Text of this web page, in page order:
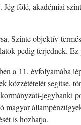
Jég fölé, akadémiai
Szinte objektív-
pedig terjednek.
a 11. évfolyamába
közzétételét segítse,
jegybanki
is hozhatja.